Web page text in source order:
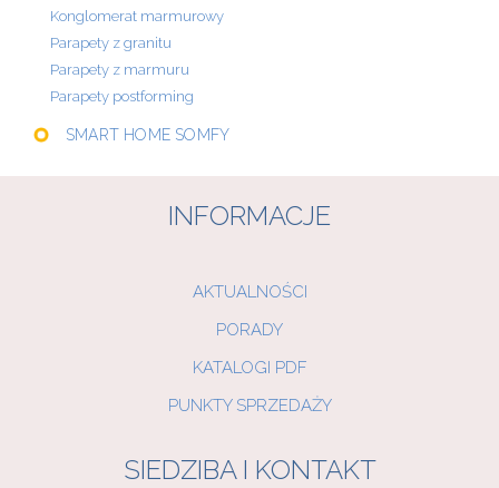
Konglomerat marmurowy
Parapety z granitu
Parapety z marmuru
Parapety postforming
SMART HOME SOMFY
INFORMACJE
AKTUALNOŚCI
PORADY
KATALOGI PDF
PUNKTY SPRZEDAŻY
SIEDZIBA I KONTAKT